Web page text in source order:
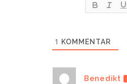
1 KOMMENTAR
Benedikt